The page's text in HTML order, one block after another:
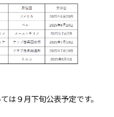
は９月下旬公表予定です。